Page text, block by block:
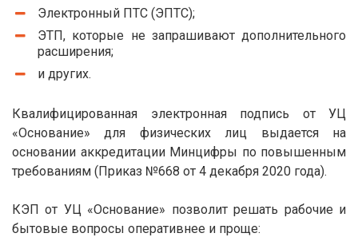
Электронный ПТС (ЭПТС);
ЭТП, которые не запрашивают дополнительного
расширения;
и других.
Квалифицированная электронная подпись от УЦ
«Основание» для физических лиц выдается на
основании аккредитации Минцифры по повышенным
требованиям (Приказ №668 от 4 декабря 2020 года).
КЭП от УЦ «Основание» позволит решать рабочие и
бытовые вопросы оперативнее и проще: